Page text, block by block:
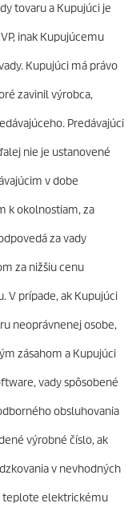
tovaru a Kupujúci je
inak Kupujúcemu
Kupujúci má právo
zavinil výrobca,
Predávajúci
nie je ustanovené
v dobe
k okolnostiam, za
za vady
za nižšiu cenu
V prípade, ak Kupujúci
neoprávnenej osobe,
zásahom a Kupujúci
vady spôsobené
obsluhovania
výrobné číslo, ak
v nevhodných
teplote elektrickému